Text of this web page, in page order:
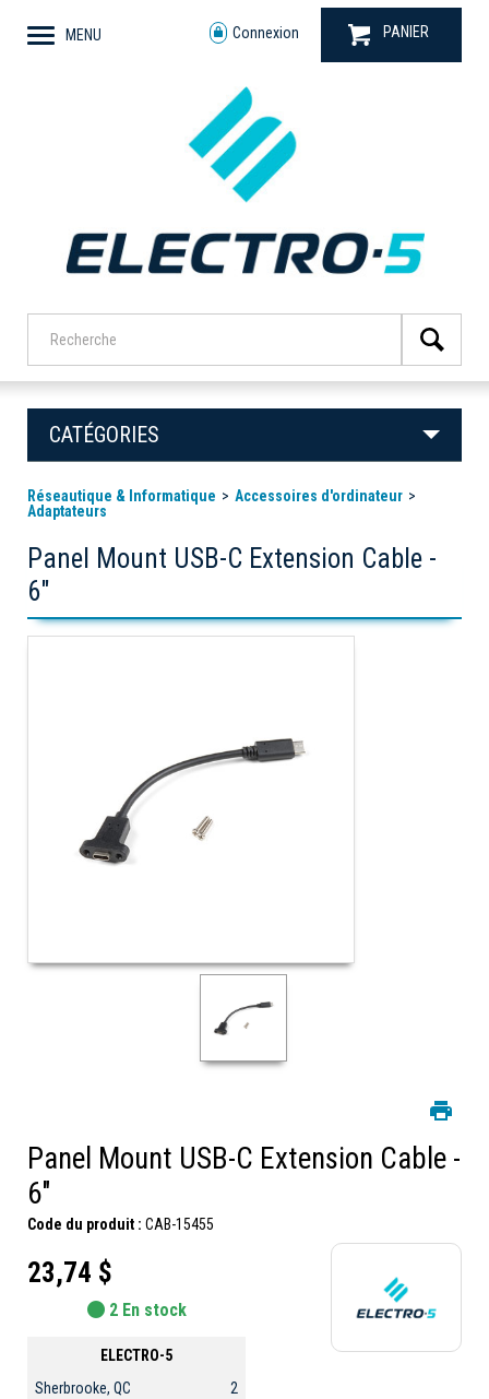
MENU Connexion PANIER
CATÉGORIES
Réseautique & Informatique
Accessoires d'ordinateur
Adaptateurs
Panel Mount USB-C Extension Cable -
6"
Panel Mount USB-C Extension Cable -
6"
Code du produit : CAB-15455
23,74 $
2 En stock
ELECTRO-5
Sherbrooke, QC
2